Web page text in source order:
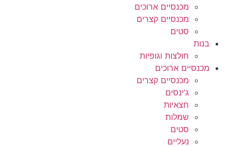
מכנסיים ארוכים
מכנסיים קצרים
סטים
בנות
חולצות וגופיות
מכנסיים ארוכים
מכנסיים קצרים
ג’ינסים
חצאיות
שמלות
סטים
נעליים